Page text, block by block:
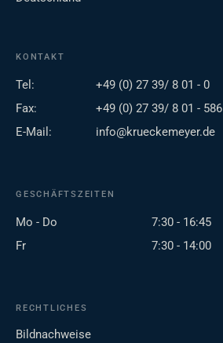
KONTAKT
Tel:
+49 (0) 27 39/ 8 01 - 0
Fax:
+49 (0) 27 39/ 8 01 - 586
E-Mail:
info@krueckemeyer.de
GESCHÄFTSZEITEN
Mo - Do
7:30 - 16:45
Fr
7:30 - 14:00
RECHTLICHES
Bildnachweise